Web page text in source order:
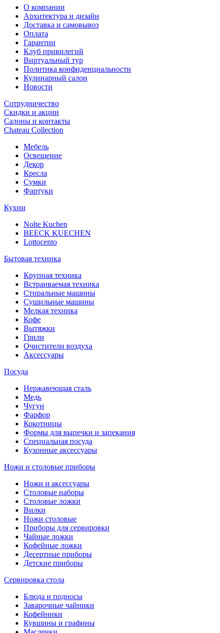
О компании
Архитектура и дизайн
Доставка и самовывоз
Оплата
Гарантии
Клуб привилегий
Виртуальный тур
Политика конфиденциальности
Кулинарный салон
Новости
Сотрудничество
Скидки и акции
Салоны и контакты
Chateau Collection
Мебель
Освещение
Декор
Кресла
Сумки
Фартуки
Кухни
Nolte Kuchen
BEECK KUECHEN
Lottocento
Бытовая техника
Крупная техника
Встраиваемая техника
Стиральные машины
Сушильные машины
Мелкая техника
Кофе
Вытяжки
Грили
Очистители воздуха
Аксессуары
Посуда
Нержавеющая сталь
Медь
Чугун
Фарфор
Кокотницы
Формы для выпечки и запекания
Специальная посуда
Кухонные аксессуары
Ножи и столовые приборы
Ножи и аксессуары
Столовые наборы
Столовые ложки
Вилки
Ножи столовые
Приборы для сервировки
Чайные ложки
Кофейные ложки
Десертные приборы
Детские приборы
Сервировка стола
Блюда и подносы
Заварочные чайники
Кофейники
Кувшины и графины